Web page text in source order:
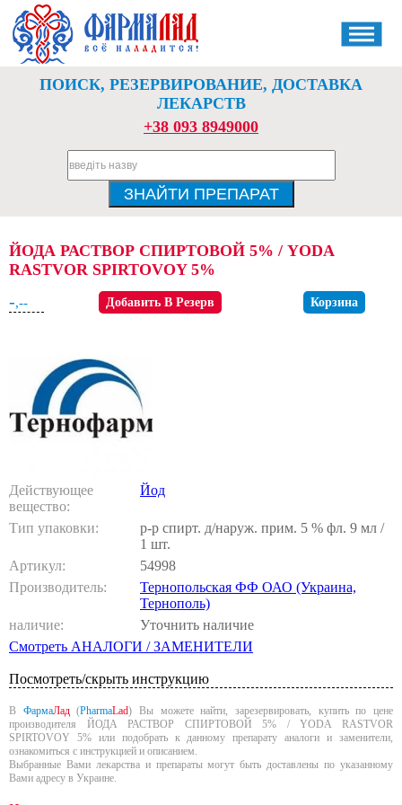
ПОИСК, РЕЗЕРВИРОВАНИЕ, ДОСТАВКА
ЛЕКАРСТВ
+38 093 8949000
ЙОДА РАСТВОР СПИРТОВОЙ 5% / YODA
RASTVOR SPIRTOVOY 5%
-,-- Добавить В Резерв Корзина
Действующее
вещество:
Йод
Тип упаковки:
р-р спирт. д/наруж. прим. 5 % фл. 9 мл /
1 шт.
Артикул:
54998
Производитель:
Тернопольская ФФ ОАО (Украина,
Тернополь)
наличие:
Уточнить наличие
Смотреть АНАЛОГИ / ЗАМЕНИТЕЛИ
Посмотреть/скрыть инструкцию
В ФармаЛад(PharmaLad) Вы можете найти, зарезервировать, купить по цене
производителя ЙОДА РАСТВОР СПИРТОВОЙ 5% / YODA RASTVOR
SPIRTOVOY 5% или подобрать к данному препарату аналоги и заменители,
ознакомиться с инструкцией и описанием.
Выбранные Вами лекарства и препараты могут быть доставлены по указанному
Вами адресу в Украине.